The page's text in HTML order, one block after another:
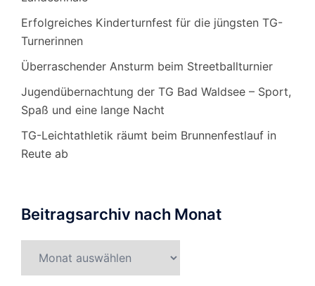
Erfolgreiches Kinderturnfest für die jüngsten TG-
Turnerinnen
Überraschender Ansturm beim Streetballturnier
Jugendübernachtung der TG Bad Waldsee – Sport,
Spaß und eine lange Nacht
TG-Leichtathletik räumt beim Brunnenfestlauf in
Reute ab
Beitragsarchiv nach Monat